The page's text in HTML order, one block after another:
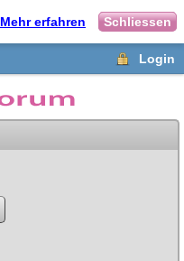
Mehr erfahren Schliessen
Login